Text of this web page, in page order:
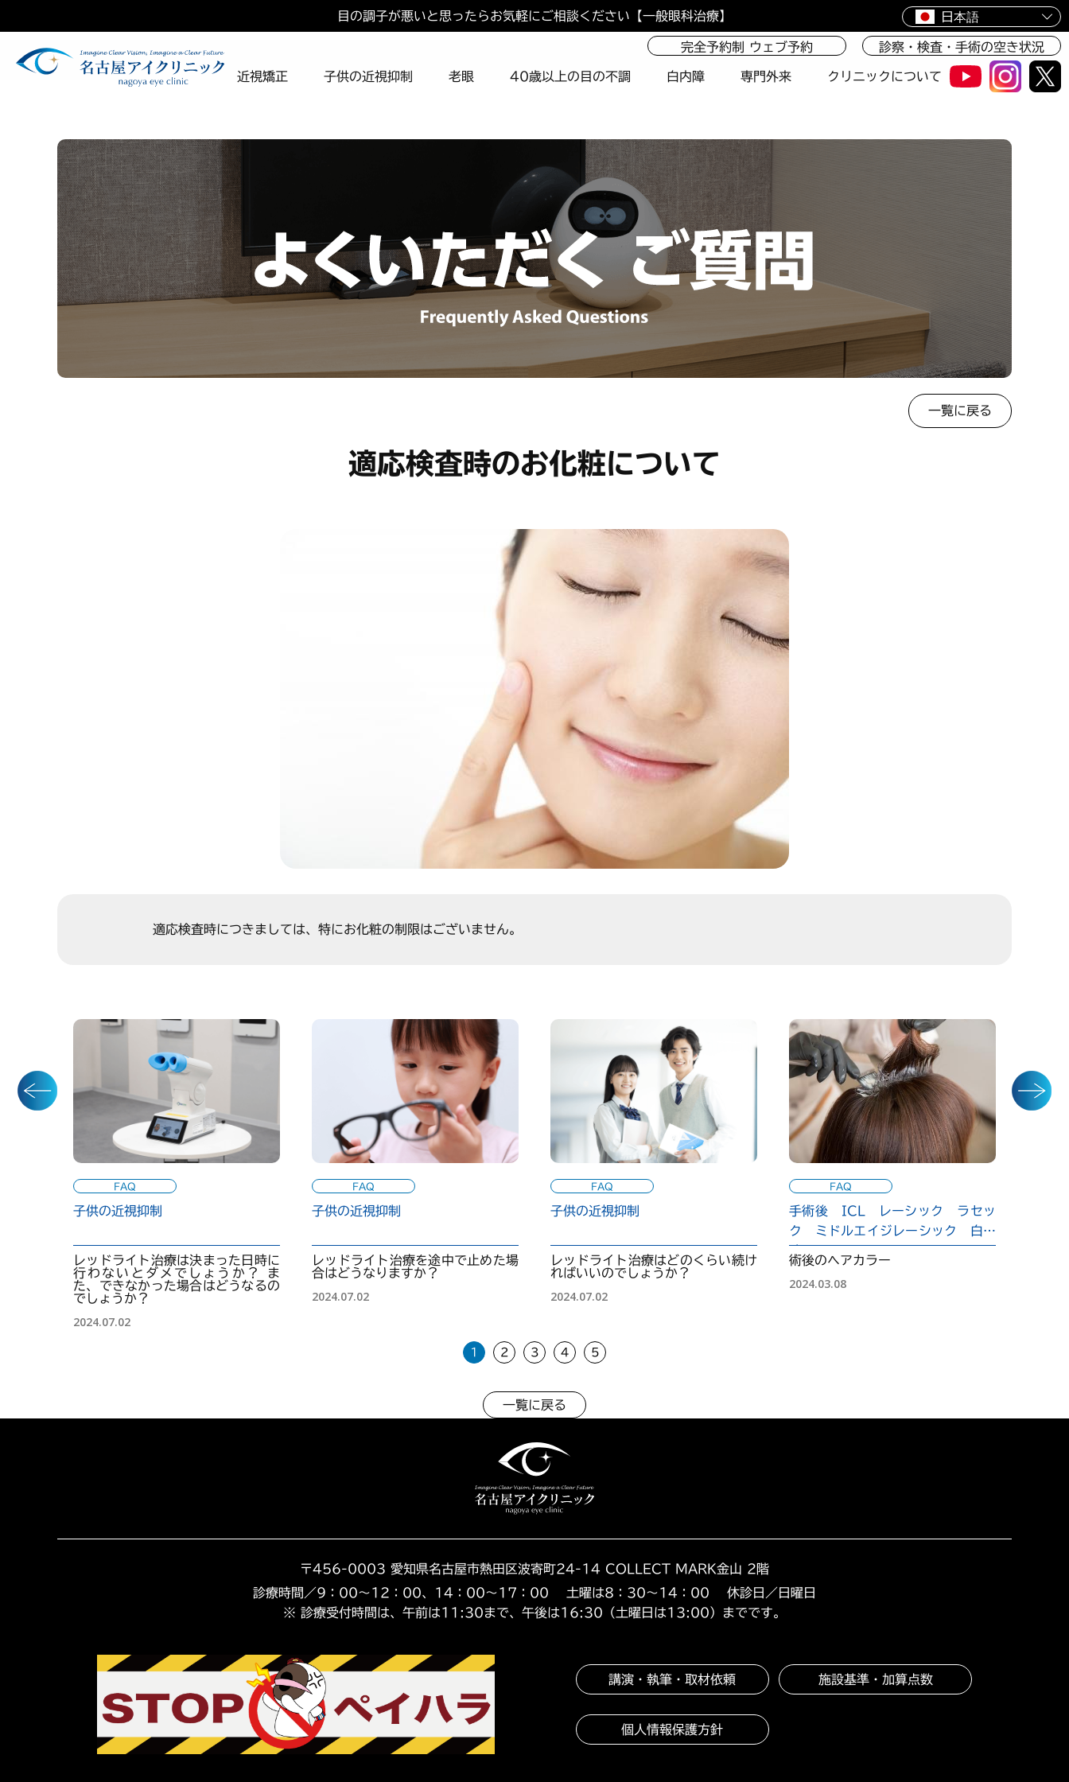
当院におけるペイシェントハラスメントに対する方針
目の調子が悪いと思ったらお気軽にご相談ください 【一般眼科治療】
マイナ保険証ご利用の案内 日本語
完全予約制 ウェブ予約 診察・検査・手術の空き状況
近視矯正 子供の近視抑制 老眼 40歳以上の目の不調 白内障 専門外来 クリニックについて
一覧に戻る
適応検査時のお化粧について
適応検査時につきましては、特にお化粧の制限はございません。
FAQ
子供の近視抑制
レッドライト治療は決まった日時に
行わないとダメでしょうか？ ま
た、できなかった場合はどうなるの
でしょうか？
2024.07.02
FAQ
子供の近視抑制
レッドライト治療を途中で止めた場
合はどうなりますか？
2024.07.02
FAQ
子供の近視抑制
レッドライト治療はどのくらい続け
ればいいのでしょうか？
2024.07.02
FAQ
手術後 ICL レーシック ラセッ
ク ミドルエイジレーシック 白内
障
術後のヘアカラー
2024.03.08
1 2 3 4 5
一覧に戻る
〒456-0003 愛知県名古屋市熱田区波寄町24-14 COLLECT MARK金山 2階
診療時間／9：00～12：00、14：00～17：00
土曜は8：30～14：00
休診日／日曜日
※ 診療受付時間は、午前は11:30まで、午後は16:30（土曜日は13:00）までです。
講演・執筆・取材依頼 施設基準・加算点数
個人情報保護方針